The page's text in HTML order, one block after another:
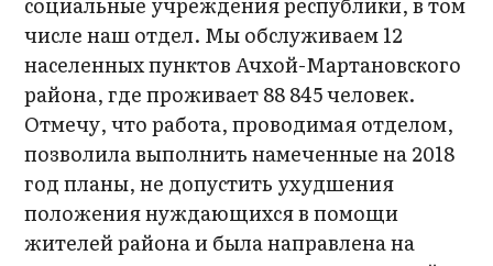
числе наш отдел. Мы обслуживаем 12
населенных пунктов Ачхой-Мартановского
района, где проживает 88 845 человек.
Отмечу, что работа, проводимая отделом,
позволила выполнить намеченные на 2018
год планы, не допустить ухудшения
положения нуждающихся в помощи
жителей района и была направлена на